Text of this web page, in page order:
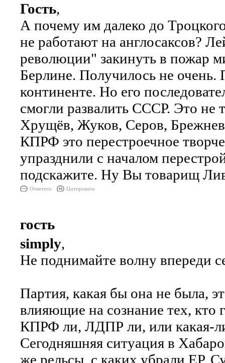
Гость,
А почему им далеко до
не работают на англосаксов?
революции" закинуть в пожар
Берлине. Получилось не очень.
континенте. Но его
смогли развалить СССР. Это не
Хрущёв, Жуков, Серов,
КПРФ это перестроечное
упразднили с началом
подскажите. Ну Вы товарищ
Ответить Цитировать
гость
simply,
Не поднимайте волну впереди
Партия, какая бы она не была,
влияющие на сознание тех, кто
КПРФ ли, ЛДПР ли, или какая-
Сегодняшняя ситуация в
же рельсы, с каких убрали ЕР.